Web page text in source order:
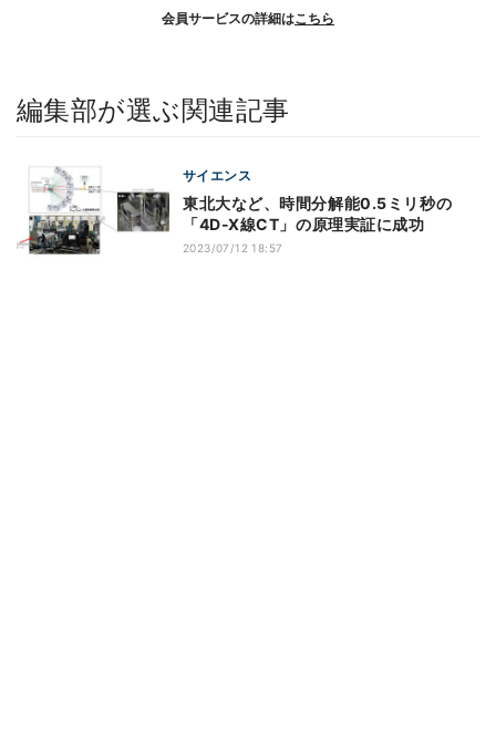
会員サービスの詳細はこちら
編集部が選ぶ関連記事
サイエンス
東北大など、時間分解能0.5ミリ秒の
「4D-X線CT」の原理実証に成功
2023/07/12 18:57